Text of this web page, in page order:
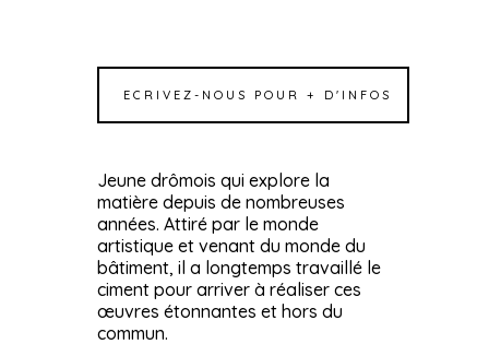
ECRIVEZ-NOUS POUR + D'INFOS
Jeune drômois qui explore la
matière depuis de nombreuses
années. Attiré par le monde
artistique et venant du monde du
bâtiment, il a longtemps travaillé le
ciment pour arriver à réaliser ces
œuvres étonnantes et hors du
commun.